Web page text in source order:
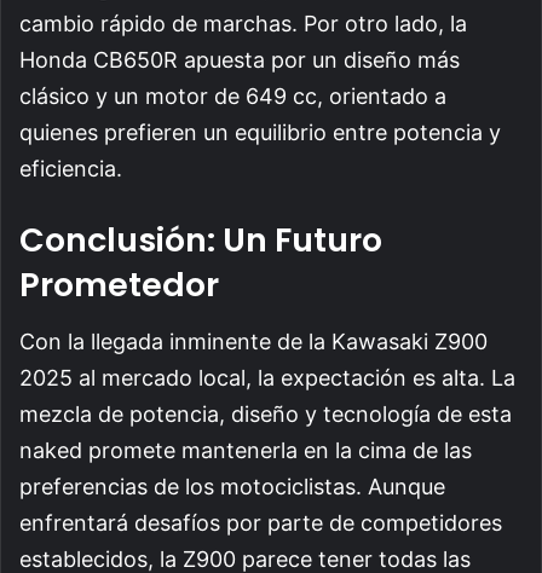
cambio rápido de marchas. Por otro lado, la
Honda CB650R apuesta por un diseño más
clásico y un motor de 649 cc, orientado a
quienes prefieren un equilibrio entre potencia y
eficiencia.
Conclusión: Un Futuro
Prometedor
Con la llegada inminente de la Kawasaki Z900
2025 al mercado local, la expectación es alta. La
mezcla de potencia, diseño y tecnología de esta
naked promete mantenerla en la cima de las
preferencias de los motociclistas. Aunque
enfrentará desafíos por parte de competidores
establecidos, la Z900 parece tener todas las